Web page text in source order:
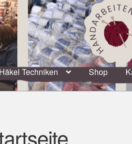
Häkel Techniken Shop